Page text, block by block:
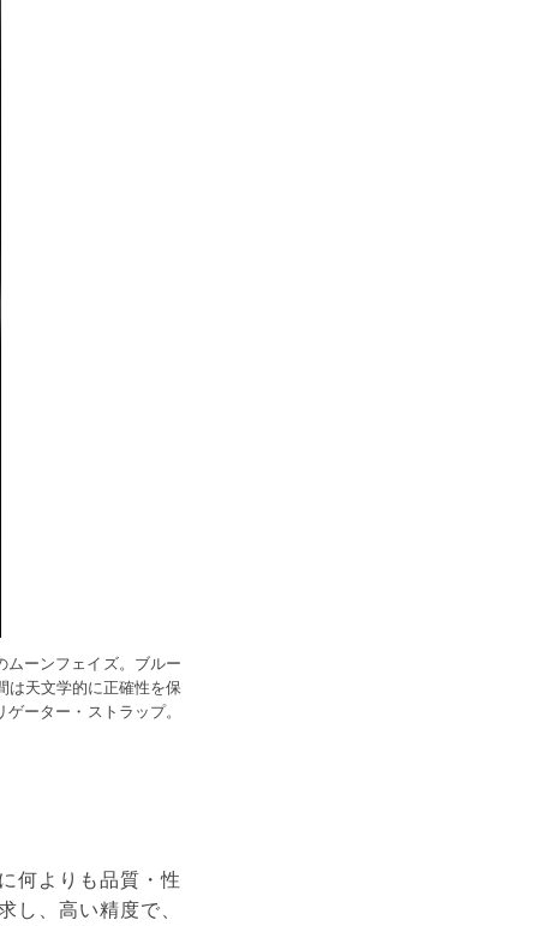
ムーンフェイズ。ブルー
は天文学的に正確性を保
ーター・ストラップ。
何よりも品質・性
し、高い精度で、